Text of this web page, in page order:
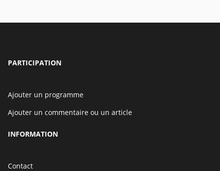
PARTICIPATION
Ajouter un programme
Ajouter un commentaire ou un article
INFORMATION
Contact